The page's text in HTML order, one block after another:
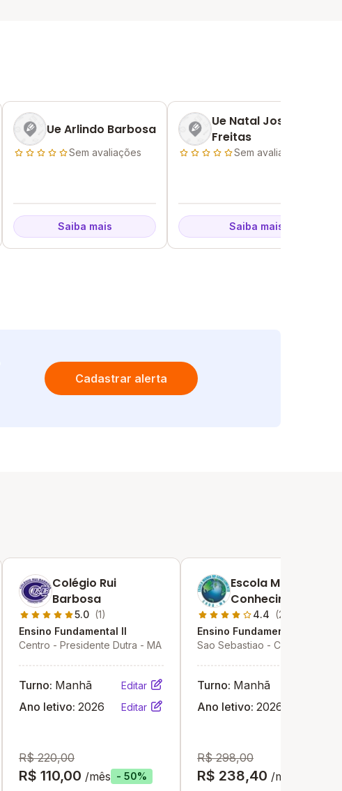
Ue Arlindo Barbosa
Sem avaliações
Saiba mais
Ue Natal Jose De
Freitas
Sem avaliações
Saiba mais
Cadastrar alerta
Colégio Rui
Barbosa
5.0 (1)
Ensino Fundamental II
Centro - Presidente Dutra - MA
Turno: Manhã Editar
Ano letivo: 2026 Editar
R$ 220,00
R$ 110,00 /mês - 50%
Escola Mundo Do
Conhecimento
4.4 (2)
Ensino Fundamental II
Sao Sebastiao - Codó - MA
Turno: Manhã
Ano letivo: 2026
R$ 298,00
R$ 238,40 /mês